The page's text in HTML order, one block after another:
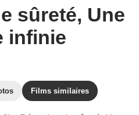
sûreté, Une
infinie
Films similaires